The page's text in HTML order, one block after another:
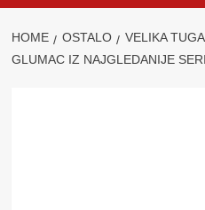
HOME OSTALO
VELIKA
GLUMAC IZ NAJGLEDANIJE